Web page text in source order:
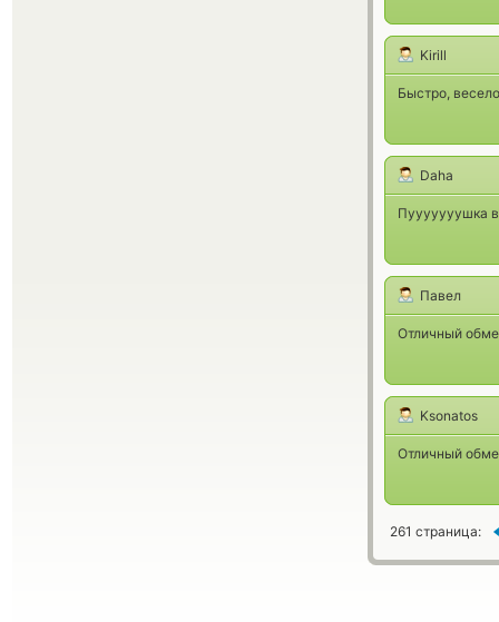
Kirill
Быстро,
Daha
Пууууууушка
Павел
Отличный
Ksonatos
Отличный
261 страница: